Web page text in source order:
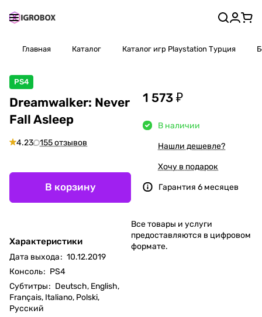
Главная Каталог Каталог игр Playstation Турция
PS4
Dreamwalker: Never
Fall Asleep
4.23 155 отзывов
В корзину
Характеристики
Дата выхода: 10.12.2019
Консоль: PS4
Субтитры: Deutsch, English,
Français, Italiano, Polski,
Русский
1 573 ₽
В наличии
Нашли дешевле?
Хочу в подарок
Гарантия 6 месяцев
Все товары и услуги
предоставляются в цифровом
формате.